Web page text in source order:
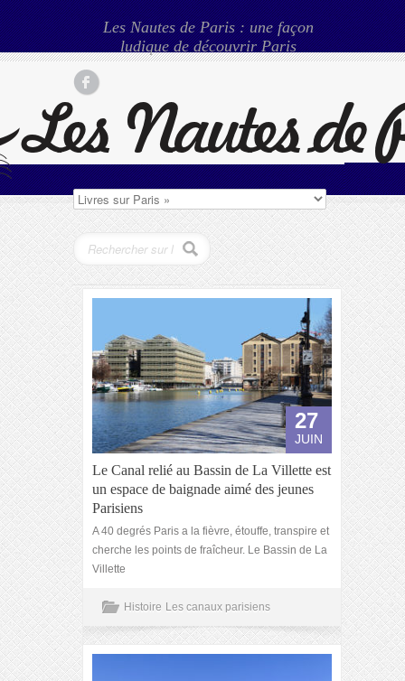
Les Nautes de Paris : une façon
ludique de découvrir Paris
27
JUIN
Le Canal relié au Bassin de La Villette est
un espace de baignade aimé des jeunes
Parisiens
A 40 degrés Paris a la fièvre, étouffe, transpire et
cherche les points de fraîcheur. Le Bassin de La
Villette
Histoire Les canaux parisiens